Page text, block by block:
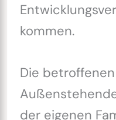
kommen.
Die
der eigenen